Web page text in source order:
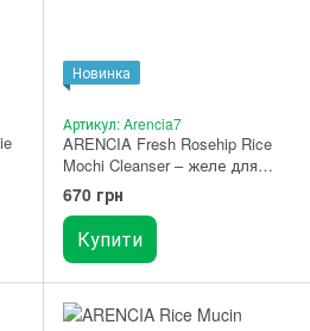
Новинка
Артикул: Arencia7
ARENCIA Fresh Rosehip Rice
Mochi Cleanser – желе для
вмивання "моті" з шипшиною і
рисом 120 г
670 грн
Купити